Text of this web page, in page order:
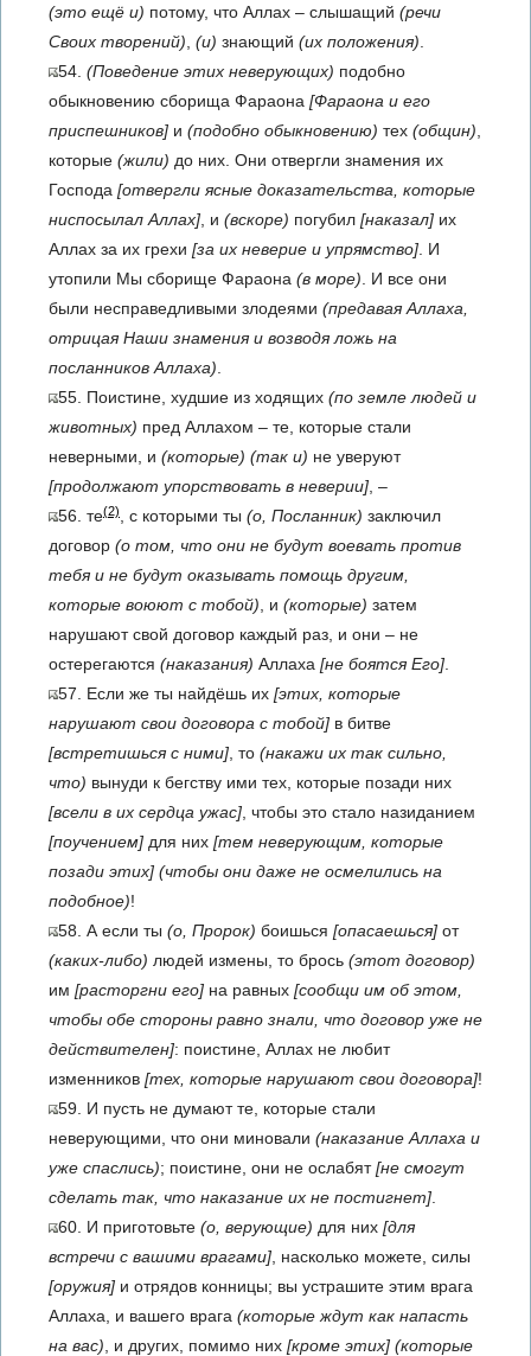
(это ещё и) потому, что Аллах – слышащий (речи
Своих творений) (и) знающий (их положения)
54. (Поведение этих неверующих) подобно
обыкновению сборища Фараона [Фараона и его
приспешников] и (подобно обыкновению) тех (общин)
которые (жили) до них. Они отвергли знамения их
Господа [отвергли ясные доказательства, которые
ниспосылал Аллах] , и (вскоре) погубил [наказал] их
Аллах за их грехи [за их неверие и упрямство] . И
утопили Мы сборище Фараона (в море) . И все они
были несправедливыми злодеями (предавая Аллаха,
отрицая Наши знамения и возводя ложь на
посланников Аллаха)
55. Поистине, худшие из ходящих (по земле людей и
животных) пред Аллахом – те, которые стали
неверными, и (которые) (так и) не уверуют
[продолжают упорствовать в неверии] , –
56. те(2) , с которыми ты (о, Посланник) заключил
договор (о том, что они не будут воевать против
тебя и не будут оказывать помощь другим,
которые воюют с тобой) , и (которые) затем
нарушают свой договор каждый раз, и они – не
остерегаются (наказания) Аллаха [не боятся Его]
57. Если же ты найдёшь их [этих, которые
нарушают свои договора с тобой] в битве
[встретишься с ними] , то (накажи их так сильно,
что) вынуди к бегству ими тех, которые позади них
[всели в их сердца ужас] , чтобы это стало назиданием
[поучением] для них [тем неверующим, которые
позади этих] (чтобы они даже не осмелились на
подобное)!
58. А если ты (о, Пророк) боишься [опасаешься] от
(каких-либо) людей измены, то брось (этот договор)
им [расторгни его] на равных [сообщи им об этом,
чтобы обе стороны равно знали, что договор уже не
действителен]: поистине, Аллах не любит
изменников [тех, которые нарушают свои договора]!
59. И пусть не думают те, которые стали
неверующими, что они миновали (наказание Аллаха и
уже спаслись); поистине, они не ослабят[не смогут
сделать так, что наказание их не постигнет]
60. И приготовьте (о, верующие) для них [для
встречи с вашими врагами] , насколько можете, силы
[оружия] и отрядов конницы; вы устрашите этим врага
Аллаха, и вашего врага (которые ждут как напасть
на вас) , и других, помимо них [кроме этих] (которые